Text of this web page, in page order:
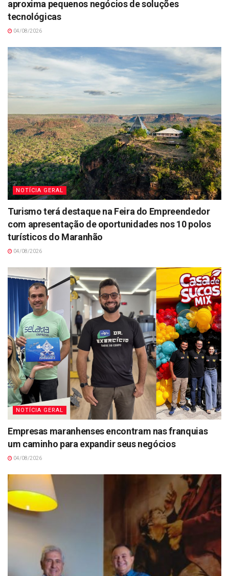
aproxima pequenos negócios de soluções
tecnológicas
04/08/2026
NOTÍCIA GERAL
Turismo terá destaque na Feira do Empreendedor
com apresentação de oportunidades nos 10 polos
turísticos do Maranhão
04/08/2026
NOTÍCIA GERAL
Empresas maranhenses encontram nas franquias
um caminho para expandir seus negócios
04/08/2026